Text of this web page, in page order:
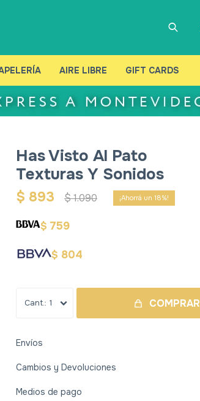
AIRE LIBRE GIFT CARDS
Has Visto Al Pato
Texturas Y Sonidos
$ 893 $1.090 18
$ 759
$ 804
1 COMPRAR
Envíos
Cambios y Devoluciones
Medios de pago